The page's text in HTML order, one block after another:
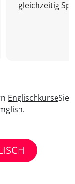
gleichzeitig
EnglischkurseSie